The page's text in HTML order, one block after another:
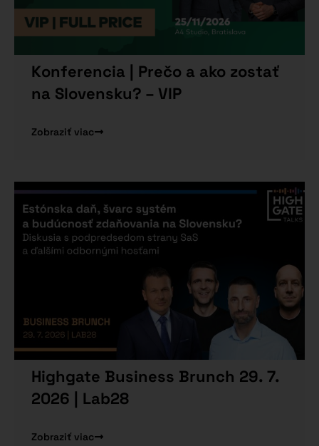
Konferencia | Prečo a ako zostať
na Slovensku? – VIP
Zobraziť viac
Highgate Business Brunch 29. 7.
2026 | Lab28
Zobraziť viac